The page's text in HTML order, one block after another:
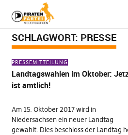
SCHLAGWORT: PRESSE
PRESSEMITTEILUNG
Landtagswahlen im Oktober:
ist amtlich!
Am 15. Oktober 2017 wird in
Niedersachsen ein neuer Landtag
gewählt. Dies beschloss der Landtag